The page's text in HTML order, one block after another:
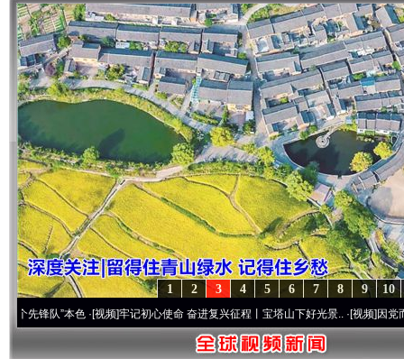
10
9
8
7
6
5
4
3
2
1
”本色·[视频]牢记初心使命 奋进复兴征程丨宝塔山下好光景..·[视频]因党而生 为党